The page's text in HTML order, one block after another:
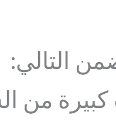
التالي:
كبيرة من